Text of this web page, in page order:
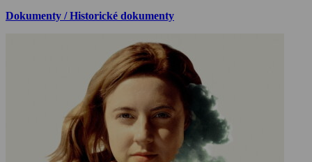
Dokumenty / Historické dokumenty